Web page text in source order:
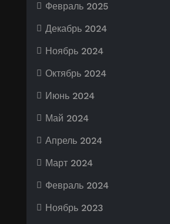
Февраль 2025
Декабрь 2024
Ноябрь 2024
Октябрь 2024
Июнь 2024
Май 2024
Апрель 2024
Март 2024
Февраль 2024
Ноябрь 2023